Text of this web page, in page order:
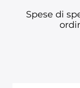
Spese di